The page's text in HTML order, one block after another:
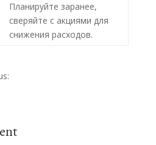
Планируйте заранее,
сверяйте с акциями для
снижения расходов.